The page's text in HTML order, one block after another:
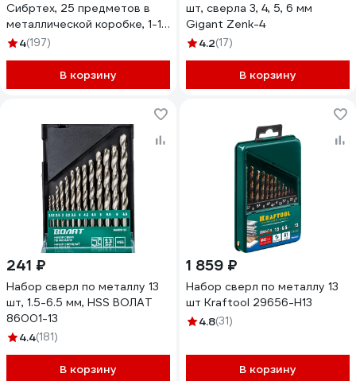
Сибртех, 25 предметов в
металлической коробке, 1-13
мм HSS /72379
4(197)
В корзину
шт, сверла 3, 4, 5, 6 мм
Gigant Zenk-4
4.2(17)
В корзину
241 ₽
Набор сверл по металлу 13
шт, 1.5-6.5 мм, HSS ВОЛАТ
86001-13
4.4(181)
В корзину
1 859 ₽
Набор сверл по металлу 13
шт Kraftool 29656-H13
4.8(31)
В корзину